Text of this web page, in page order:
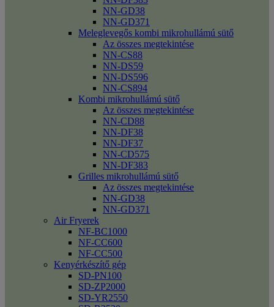
NN-GD38
NN-GD371
Meleglevegős kombi mikrohullámú sütő
Az összes megtekintése
NN-CS88
NN-DS59
NN-DS596
NN-CS894
Kombi mikrohullámú sütő
Az összes megtekintése
NN-CD88
NN-DF38
NN-DF37
NN-CD575
NN-DF383
Grilles mikrohullámú sütő
Az összes megtekintése
NN-GD38
NN-GD371
Air Fryerek
NF-BC1000
NF-CC600
NF-CC500
Kenyérkészítő gép
SD-PN100
SD-ZP2000
SD-YR2550